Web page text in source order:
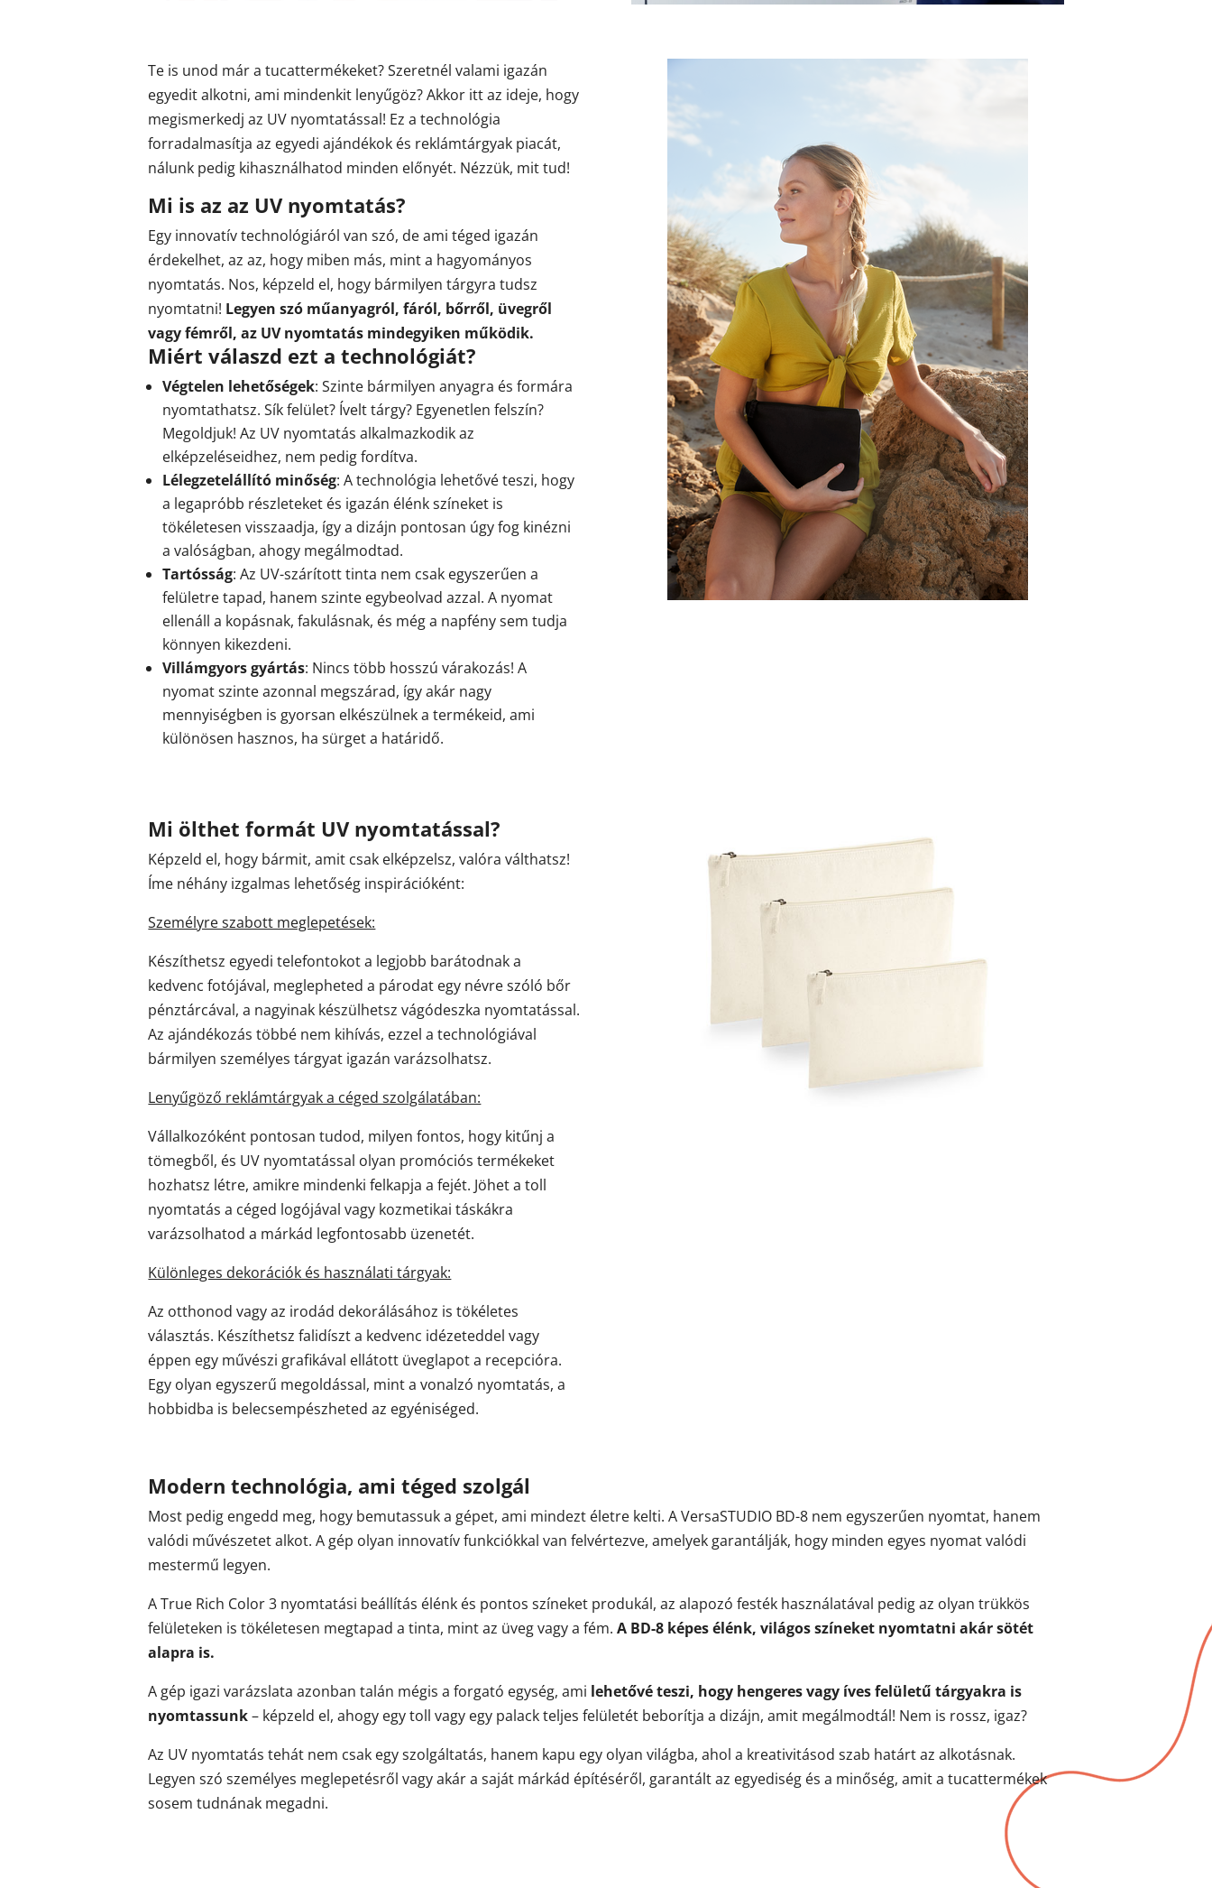
Te is unod már a tucattermékeket? Szeretnél valami igazán
egyedit alkotni, ami mindenkit lenyűgöz? Akkor itt az ideje, hogy
megismerkedj az UV nyomtatással! Ez a technológia
forradalmasítja az egyedi ajándékok és reklámtárgyak piacát,
nálunk pedig kihasználhatod minden előnyét. Nézzük, mit tud!
Mi is az az UV nyomtatás?
Egy innovatív technológiáról van szó, de ami téged igazán
érdekelhet, az az, hogy miben más, mint a hagyományos
nyomtatás. Nos, képzeld el, hogy bármilyen tárgyra tudsz
nyomtatni! Legyen szó műanyagról, fáról, bőrről, üvegről
vagy fémről, az UV nyomtatás mindegyiken működik.
Miért válaszd ezt a technológiát?
Végtelen lehetőségek: Szinte bármilyen anyagra és formára
nyomtathatsz. Sík felület? Ívelt tárgy? Egyenetlen felszín?
Megoldjuk! Az UV nyomtatás alkalmazkodik az
elképzeléseidhez, nem pedig fordítva.
Lélegzetelállító minőség: A technológia lehetővé teszi, hogy
a legapróbb részleteket és igazán élénk színeket is
tökéletesen visszaadja, így a dizájn pontosan úgy fog kinézni
a valóságban, ahogy megálmodtad.
Tartósság: Az UV-szárított tinta nem csak egyszerűen a
felületre tapad, hanem szinte egybeolvad azzal. A nyomat
ellenáll a kopásnak, fakulásnak, és még a napfény sem tudja
könnyen kikezdeni.
Villámgyors gyártás: Nincs több hosszú várakozás! A
nyomat szinte azonnal megszárad, így akár nagy
mennyiségben is gyorsan elkészülnek a termékeid, ami
különösen hasznos, ha sürget a határidő.
Mi ölthet formát UV nyomtatással?
Képzeld el, hogy bármit, amit csak elképzelsz, valóra válthatsz!
Íme néhány izgalmas lehetőség inspirációként:
Személyre szabott meglepetések:
Készíthetsz egyedi telefontokot a legjobb barátodnak a
kedvenc fotójával, meglepheted a párodat egy névre szóló bőr
pénztárcával, a nagyinak készülhetsz vágódeszka nyomtatással.
Az ajándékozás többé nem kihívás, ezzel a technológiával
bármilyen személyes tárgyat igazán varázsolhatsz.
Lenyűgöző reklámtárgyak a céged szolgálatában:
Vállalkozóként pontosan tudod, milyen fontos, hogy kitűnj a
tömegből, és UV nyomtatással olyan promóciós termékeket
hozhatsz létre, amikre mindenki felkapja a fejét. Jöhet a toll
nyomtatás a céged logójával vagy kozmetikai táskákra
varázsolhatod a márkád legfontosabb üzenetét.
Különleges dekorációk és használati tárgyak:
Az otthonod vagy az irodád dekorálásához is tökéletes
választás. Készíthetsz falidíszt a kedvenc idézeteddel vagy
éppen egy művészi grafikával ellátott üveglapot a recepcióra.
Egy olyan egyszerű megoldással, mint a vonalzó nyomtatás, a
hobbidba is belecsempészheted az egyéniséged.
Modern technológia, ami téged szolgál
Most pedig engedd meg, hogy bemutassuk a gépet, ami mindezt életre kelti. A VersaSTUDIO BD-8 nem egyszerűen nyomtat, hanem
valódi művészetet alkot. A gép olyan innovatív funkciókkal van felvértezve, amelyek garantálják, hogy minden egyes nyomat valódi
mestermű legyen.
A True Rich Color 3 nyomtatási beállítás élénk és pontos színeket produkál, az alapozó festék használatával pedig az olyan trükkös
felületeken is tökéletesen megtapad a tinta, mint az üveg vagy a fém.A BD-8 képes élénk, világos színeket nyomtatni akár sötét
alapra is.
A gép igazi varázslata azonban talán mégis a forgató egység, ami lehetővé teszi, hogy hengeres vagy íves felületű tárgyakra is
nyomtassunk– képzeld el, ahogy egy toll vagy egy palack teljes felületét beborítja a dizájn, amit megálmodtál! Nem is rossz, igaz?
Az UV nyomtatás tehát nem csak egy szolgáltatás, hanem kapu egy olyan világba, ahol a kreativitásod szab határt az alkotásnak.
Legyen szó személyes meglepetésről vagy akár a saját márkád építéséről, garantált az egyediség és a minőség, amit a tucattermékek
sosem tudnának megadni.